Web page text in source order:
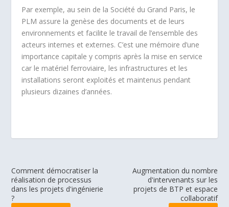
Par exemple, au sein de la Société du Grand Paris, le
PLM assure la genèse des documents et de leurs
environnements et facilite le travail de l’ensemble des
acteurs internes et externes. C’est une mémoire d’une
importance capitale y compris après la mise en service
car le matériel ferroviaire, les infrastructures et les
installations seront exploités et maintenus pendant
plusieurs dizaines d’années.
Comment démocratiser la
réalisation de processus
dans les projets d'ingénierie
?
Augmentation du nombre
d'intervenants sur les
projets de BTP et espace
collaboratif